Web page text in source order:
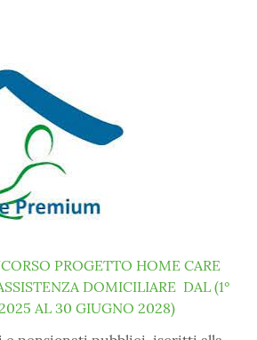
PROGETTO HOME CARE
DOMICILIARE DAL (1°
AL 30 GIUGNO 2028)